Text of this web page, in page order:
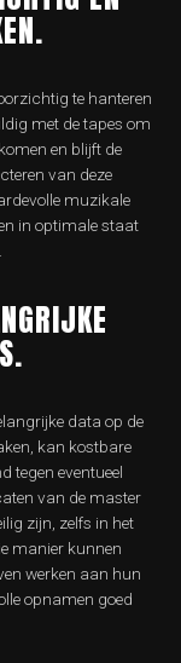
te hanteren
met de tapes om
en blijft de
van deze
muzikale
in optimale staat
data op de
kan kostbare
tegen eventueel
van de master
zijn, zelfs in het
manier kunnen
werken aan hun
opnamen goed